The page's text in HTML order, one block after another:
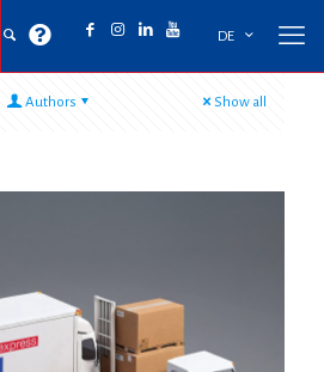
DE
Authors Show all